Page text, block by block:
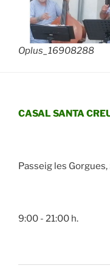
Oplus_16908288
CASAL SANTA
Passeig les Gorgues,
9:00 - 21:00 h.